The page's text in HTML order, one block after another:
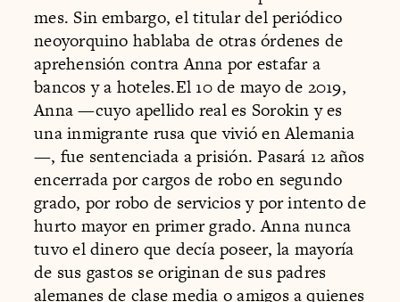
mes. Sin embargo, el titular del periódico
neoyorquino hablaba de otras órdenes de
aprehensión contra Anna por estafar a
bancos y a hoteles.El 10 de mayo de 2019,
Anna —cuyo apellido real es Sorokin y es
una inmigrante rusa que vivió en Alemania
—, fue sentenciada a prisión. Pasará 12 años
encerrada por cargos de robo en segundo
grado, por robo de servicios y por intento de
hurto mayor en primer grado. Anna nunca
tuvo el dinero que decía poseer, la mayoría
de sus gastos se originan de sus padres
alemanes de clase media o amigos a quienes